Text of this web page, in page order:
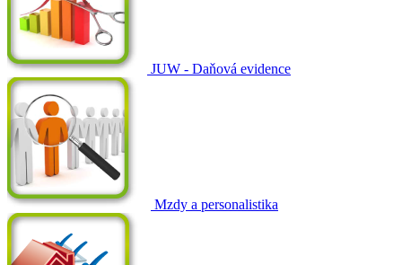
JUW - Daňová evidence
Mzdy a personalistika